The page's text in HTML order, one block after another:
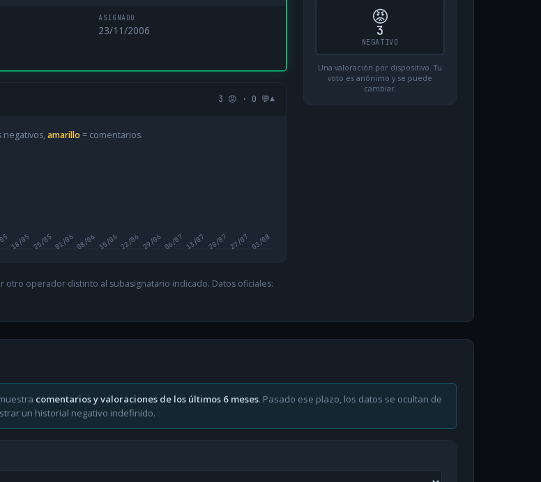
ASIGNADO
23/11/2006
3 😡 · 0 💬▾
negativos, amarillo = comentarios.
18/05 25/0501/0608/06 15/0622/06 29/0606/07 13/07 20/07 27/07 03/08
operador distinto al subasignatario indicado. Datos oficiales:
😡
3
NEGATIVO
Una valoración por dispositivo. Tu
voto es anónimo y se puede
cambiar.
comentarios y valoraciones de los últimos 6 meses. Pasado ese plazo, los datos se ocultan de
un historial negativo indefinido.